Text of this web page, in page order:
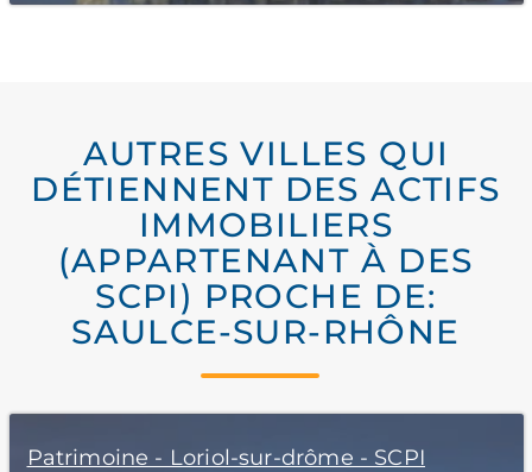
AUTRES VILLES QUI
DÉTIENNENT DES ACTIFS
IMMOBILIERS
(APPARTENANT À DES
SCPI) PROCHE DE:
SAULCE-SUR-RHÔNE
Patrimoine - Loriol-sur-drôme - SCPI